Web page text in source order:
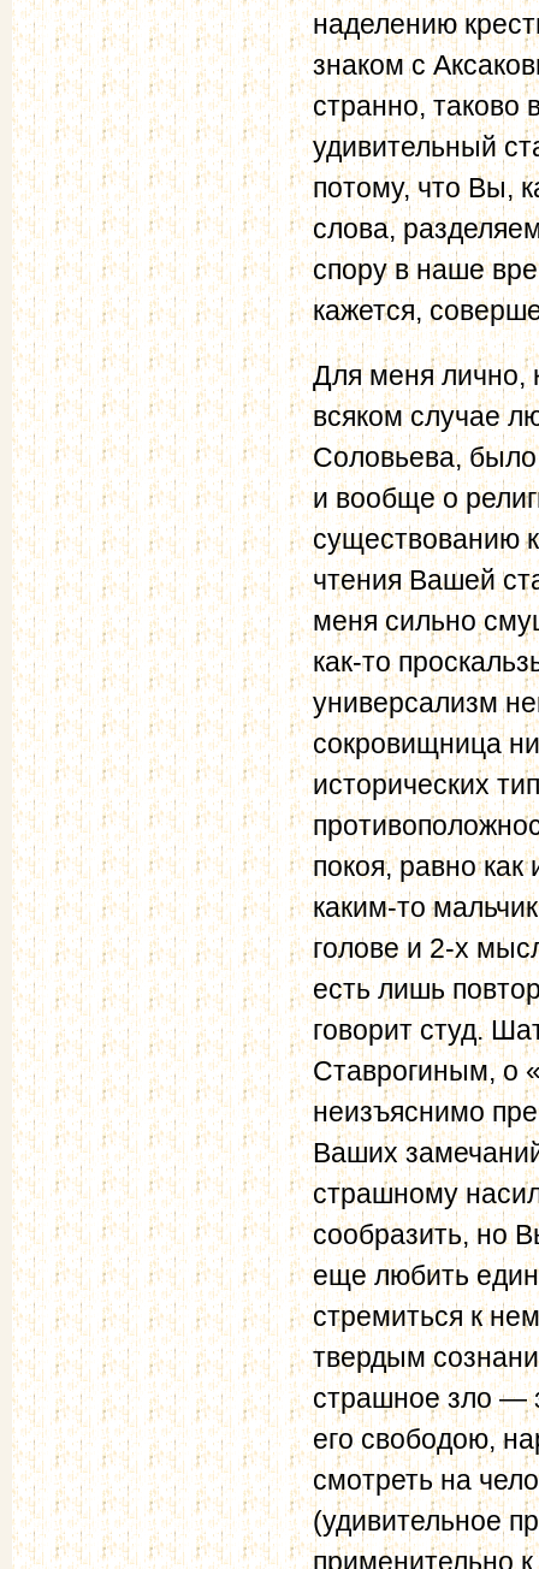
наделению
знаком с
странно, таково
удивительный
потому, что Вы,
слова,
спору в наше
кажется,
Для меня лично,
всяком случае
Соловьева,
и вообще о
существованию
чтения Вашей
меня сильно
как-то
универсализм
сокровищница
исторических
покоя, равно
каким-то
голове и 2-х
есть лишь
говорит студ.
Ставрогиным, о
неизъяснимо
Ваших
страшному
сообразить, но
еще любить
стремиться к
твердым
страшное зло —
его свободою,
смотреть на
(удивительное
применительно